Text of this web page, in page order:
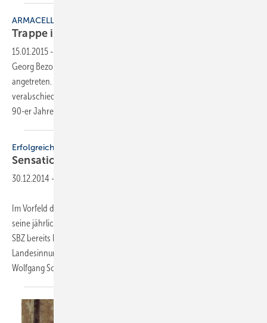
ARMACELL
Trappe ist SHK-Gebietsleiter
15.01.2015 -
Georg Bezold als Armacell-Gebietsleiter Bayern für das SHK-Segment
angetreten. Nach über 20 Jahren im Dienst des Unternehmens
verabschiedete sich Bezold in den Ruhestand. Er war seit Anfang der
90-er Jahre im Vertrieb für Armstrong/Armacell
Erfolgreich
Sensationelles Plus bei
30.12.2014 -
Im Vorfeld des Nikolausempfangs führte der Fachverband wieder
seine jährliche Pressekonferenz durch, über deren Inhalte wir in der
SBZ bereits berichtet haben. Ganz aktuell konnten
Landesinnungsmeister Michael Hilpert und Hauptgeschäftsführer Dr.
Wolfgang Schwarz über eine